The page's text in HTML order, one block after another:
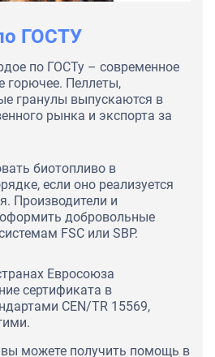
ГОСТУ
по ГОСТу – современное
горючее. Пеллеты,
гранулы выпускаются в
рынка и экспорта за
биотопливо в
если оно реализуется
Производители и
добровольные
FSC или SBP.
Евросоюза
сертификата в
СЕN/TR 15569,
можете получить помощь в